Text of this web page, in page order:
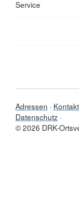
Service
Adressen Kontakt
Datenschutz
© 2026 DRK-